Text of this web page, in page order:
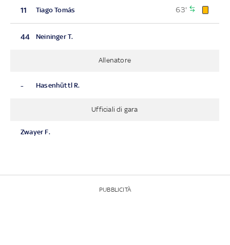
11 Tiago Tomás 63'
44 Neininger T.
Allenatore
- Hasenhüttl R.
Ufficiali di gara
Zwayer F.
PUBBLICITÀ